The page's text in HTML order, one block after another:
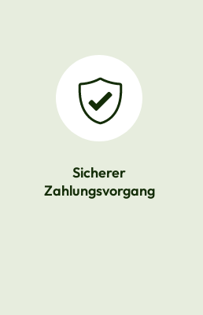
Sicherer
Zahlungsvorgang